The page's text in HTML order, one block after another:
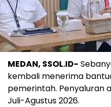
MEDAN, SSOL.ID-
kembali menerima
pemerintah. Penyaluran
Juli-Agustus 2026.